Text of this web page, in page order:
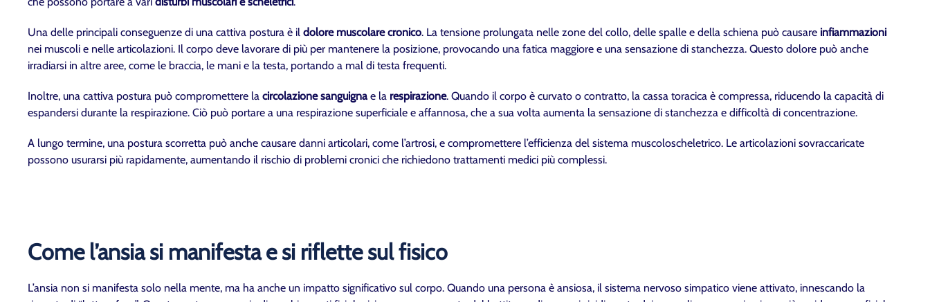
Una delle principali conseguenze di una cattiva postura è il dolore muscolare cronico. La tensione prolungata nelle zone del collo, delle spalle e della schiena può causare infiammazioni
nei muscoli e nelle articolazioni. Il corpo deve lavorare di più per mantenere la posizione, provocando una fatica maggiore e una sensazione di stanchezza. Questo dolore può anche
irradiarsi in altre aree, come le braccia, le mani e la testa, portando a mal di testa frequenti.
Inoltre, una cattiva postura può compromettere la circolazione sanguignae la respirazione. Quando il corpo è curvato o contratto, la cassa toracica è compressa, riducendo la capacità di
espandersi durante la respirazione. Ciò può portare a una respirazione superficiale e affannosa, che a sua volta aumenta la sensazione di stanchezza e difficoltà di concentrazione.
A lungo termine, una postura scorretta può anche causare danni articolari, come l’artrosi, e compromettere l’efficienza del sistema muscoloscheletrico. Le articolazioni sovraccaricate
possono usurarsi più rapidamente, aumentando il rischio di problemi cronici che richiedono trattamenti medici più complessi.
Come l’ansia si manifesta e si riflette sul fisico
L’ansia non si manifesta solo nella mente, ma ha anche un impatto significativo sul corpo. Quando una persona è ansiosa, il sistema nervoso simpatico viene attivato, innescando la